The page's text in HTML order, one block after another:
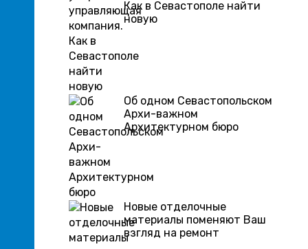
Как в Севастополе найти
новую
Об одном Севастопольском
Архи-важном
Архитектурном бюро
Новые отделочные
материалы поменяют Ваш
взгляд на ремонт